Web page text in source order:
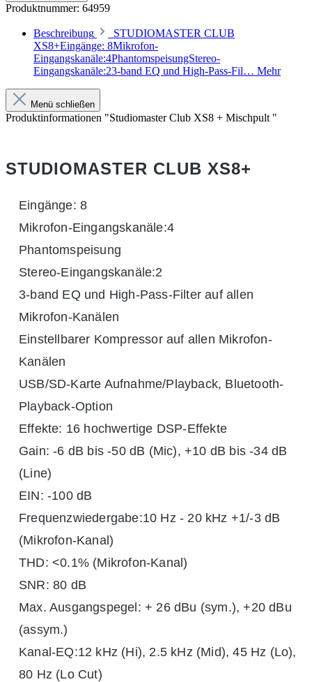
Produktnummer: 64959
Beschreibung
STUDIOMASTER CLUB
XS8+Eingänge: 8Mikrofon-
Eingangskanäle:4PhantomspeisungStereo-
Eingangskanäle:23-band EQ und High-Pass-Fil… Mehr
Menü schließen
Produktinformationen "Studiomaster Club XS8 + Mischpult "
STUDIOMASTER CLUB XS8+
Eingänge: 8
Mikrofon-Eingangskanäle:4
Phantomspeisung
Stereo-Eingangskanäle:2
3-band EQ und High-Pass-Filter auf allen
Mikrofon-Kanälen
Einstellbarer Kompressor auf allen Mikrofon-
Kanälen
USB/SD-Karte Aufnahme/Playback, Bluetooth-
Playback-Option
Effekte: 16 hochwertige DSP-Effekte
Gain: -6 dB bis -50 dB (Mic), +10 dB bis -34 dB
(Line)
EIN: -100 dB
Frequenzwiedergabe:10 Hz - 20 kHz +1/-3 dB
(Mikrofon-Kanal)
THD: <0.1% (Mikrofon-Kanal)
SNR: 80 dB
Max. Ausgangspegel: + 26 dBu (sym.), +20 dBu
(assym.)
Kanal-EQ:12 kHz (Hi), 2.5 kHz (Mid), 45 Hz (Lo),
80 Hz (Lo Cut)